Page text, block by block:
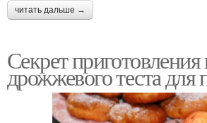
читать дальше →
Секрет приготовления
дрожжевого теста для